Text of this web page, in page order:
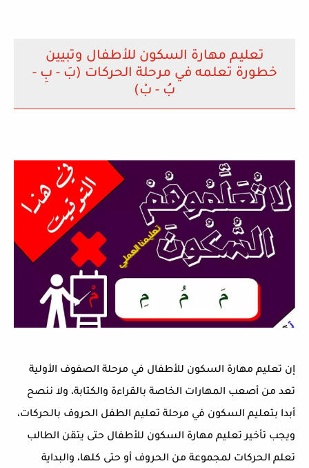
تعليم مهارة السكون للأطفال وتبيين
خطورة تعلمه في مرحلة الحركات (بَ - بِ -
بُ - بْ)
إن تعليم مهارة السكون للأطفال في مرحلة الصفوف الأولية
تعد من أصعب المهارات الخاصة بالقراءة والكتابة، ولا ننصح
أبدا بتعليم السكون في مرحلة تعليم الطفل الحروف بالحركات،
ويجب تأخير تعليم مهارة السكون للأطفال حتى يتقن الطالب
تعلم الحركات لمجموعة من الحروف أو حتى كلها، والبداية